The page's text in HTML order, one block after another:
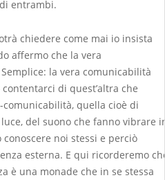
entrambi.
chiedere come mai io insista
affermo che la vera
la vera comunicabilità
di quest’altra che
quella cioè di
del suono che fanno vibrare
noi stessi e perciò
esterna. E qui ricorderemo
è una monade che in se stessa